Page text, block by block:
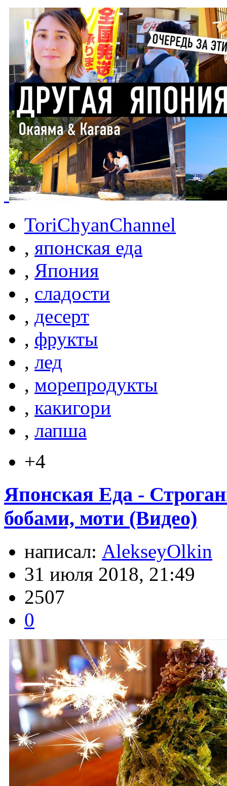
ToriChyanChannel
, японская еда
, Япония
, сладости
, десерт
, фрукты
, лед
, морепродукты
, какигори
, лапша
+4
Японская Еда -
бобами, моти (Видео)
написал: AlekseyOlkin
31 июля 2018, 21:49
2507
0